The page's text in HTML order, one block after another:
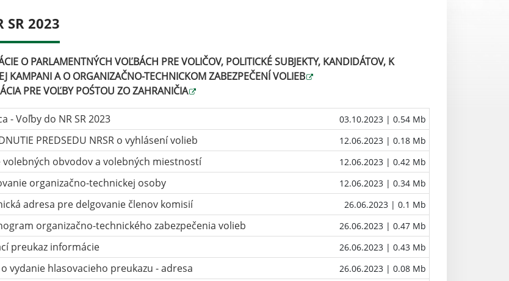
SR 2023
O PARLAMENTNÝCH VOĽBÁCH PRE VOLIČOV, POLITICKÉ SUBJEKTY, KANDIDÁTOV, K
KAMPANI A O ORGANIZAČNO-TECHNICKOM ZABEZPEČENÍ VOLIEB
PRE VOĽBY POŚTOU ZO ZAHRANIČIA
- Voľby do NR SR 2023 03.10.2023 | 0.54 Mb
PREDSEDU NRSR o vyhlásení volieb 12.06.2023 | 0.18 Mb
volebných obvodov a volebných miestností 12.06.2023 | 0.42 Mb
organizačno-technickej osoby 12.06.2023 | 0.34 Mb
adresa pre delgovanie členov komisií 26.06.2023 | 0.1 Mb
organizačno-technického zabezpečenia volieb 26.06.2023 | 0.47 Mb
preukaz informácie 26.06.2023 | 0.43 Mb
vydanie hlasovacieho preukazu - adresa 26.06.2023 | 0.08 Mb